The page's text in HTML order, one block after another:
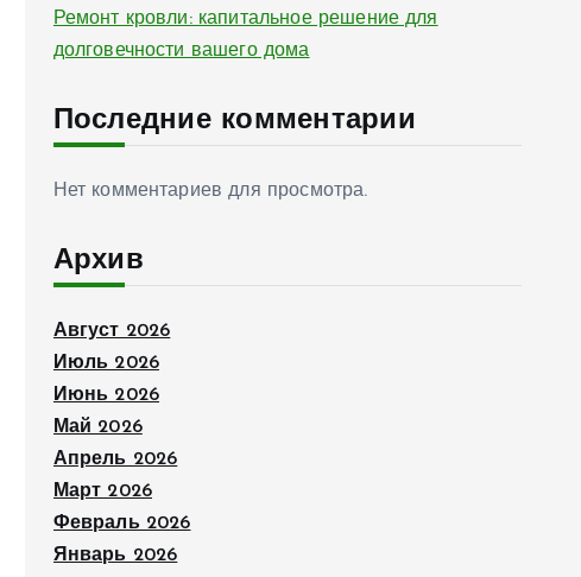
Ремонт кровли: капитальное решение для
долговечности вашего дома
Последние комментарии
Нет комментариев для просмотра.
Архив
Август 2026
Июль 2026
Июнь 2026
Май 2026
Апрель 2026
Март 2026
Февраль 2026
Январь 2026